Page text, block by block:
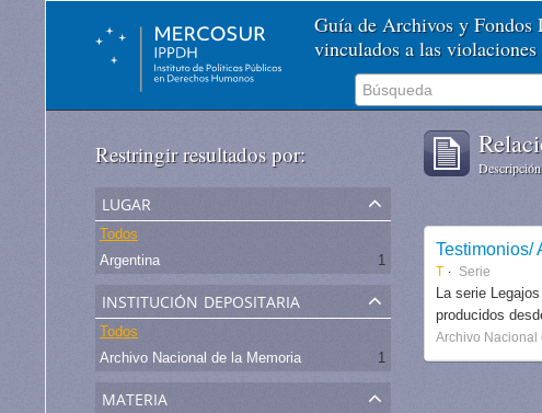
Guía de Archivos y Fondos
vinculados a las
Restringir resultados por:
lugar
Todos
Argentina
1
institución depositaria
Todos
Archivo Nacional de la Memoria
1
materia
Testimonios/
T Serie
La serie
producidos
Archivo Nacional